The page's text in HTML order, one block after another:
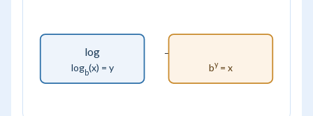
log
logb(x) = y
→
by= x